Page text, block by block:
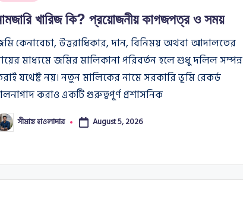
খারিজ কি? প্রয়োজনীয় কাগজপত্র ও সময়
কেনাবেচা, উত্তরাধিকার, দান, বিনিময় অথবা আদালতের
মাধ্যমে জমির মালিকানা পরিবর্তন হলে শুধু দলিল সম্পন্ন
যথেষ্ট নয়। নতুন মালিকের নামে সরকারি ভূমি রেকর্ড
করাও একটি গুরুত্বপূর্ণ প্রশাসনিক
সীমান্ত হাওলাদার August 5, 2026